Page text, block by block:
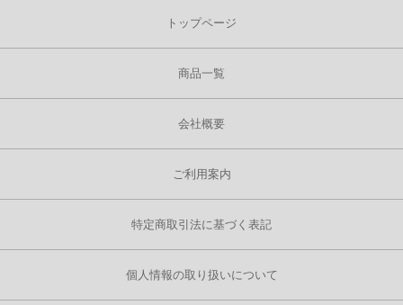
トップページ
商品一覧
会社概要
ご利用案内
特定商取引法に基づく表記
個人情報の取り扱いについて